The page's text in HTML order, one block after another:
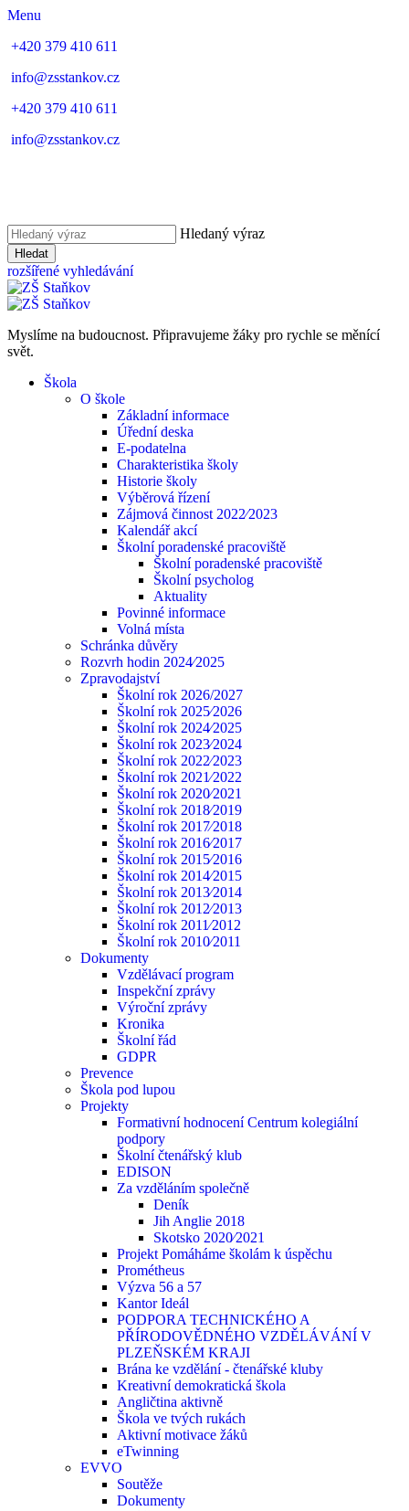
Menu
+420 379 410 611
info@zsstankov.cz
+420 379 410 611
info@zsstankov.cz
Hledaný výraz
Hledat
rozšířené vyhledávání
Myslíme na budoucnost. Připravujeme žáky pro rychle se měnící
svět.
Škola
O škole
Základní informace
Úřední deska
E-podatelna
Charakteristika školy
Historie školy
Výběrová řízení
Zájmová činnost 2022⁄2023
Kalendář akcí
Školní poradenské pracoviště
Školní poradenské pracoviště
Školní psycholog
Aktuality
Povinné informace
Volná místa
Schránka důvěry
Rozvrh hodin 2024⁄2025
Zpravodajství
Školní rok 2026/2027
Školní rok 2025⁄2026
Školní rok 2024⁄2025
Školní rok 2023⁄2024
Školní rok 2022⁄2023
Školní rok 2021⁄2022
Školní rok 2020⁄2021
Školní rok 2018⁄2019
Školní rok 2017⁄2018
Školní rok 2016⁄2017
Školní rok 2015⁄2016
Školní rok 2014⁄2015
Školní rok 2013⁄2014
Školní rok 2012⁄2013
Školní rok 2011⁄2012
Školní rok 2010⁄2011
Dokumenty
Vzdělávací program
Inspekční zprávy
Výroční zprávy
Kronika
Školní řád
GDPR
Prevence
Škola pod lupou
Projekty
Formativní hodnocení Centrum kolegiální
podpory
Školní čtenářský klub
EDISON
Za vzděláním společně
Deník
Jih Anglie 2018
Skotsko 2020⁄2021
Projekt Pomáháme školám k úspěchu
Prométheus
Výzva 56 a 57
Kantor Ideál
PODPORA TECHNICKÉHO A
PŘÍRODOVĚDNÉHO VZDĚLÁVÁNÍ V
PLZEŇSKÉM KRAJI
Brána ke vzdělání - čtenářské kluby
Kreativní demokratická škola
Angličtina aktivně
Škola ve tvých rukách
Aktivní motivace žáků
eTwinning
EVVO
Soutěže
Dokumenty